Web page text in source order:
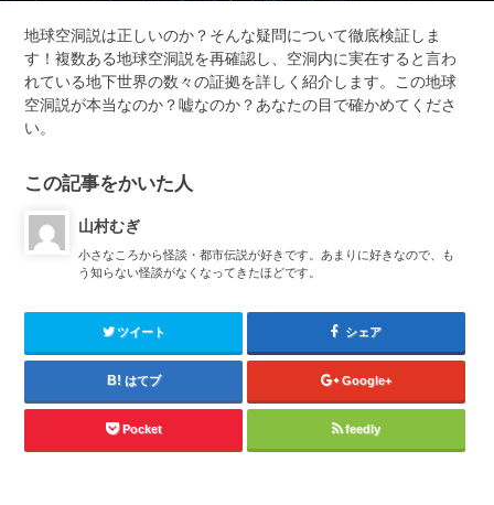
地球空洞説は正しいのか？そんな疑問について徹底検証しま
す！複数ある地球空洞説を再確認し、空洞内に実在すると言わ
れている地下世界の数々の証拠を詳しく紹介します。この地球
空洞説が本当なのか？嘘なのか？あなたの目で確かめてくださ
い。
この記事をかいた人
山村むぎ
小さなころから怪談・都市伝説が好きです。あまりに好きなので、も
う知らない怪談がなくなってきたほどです。
ツイート シェア
はてブ Google+
Pocket feedly